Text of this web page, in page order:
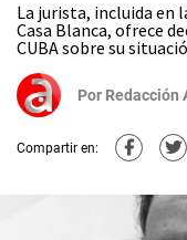
La jurista, incluida en
Casa Blanca, ofrece
CUBA sobre su
Por Redacción
Compartir en: